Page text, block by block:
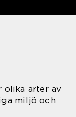
olika arter av
miljö och